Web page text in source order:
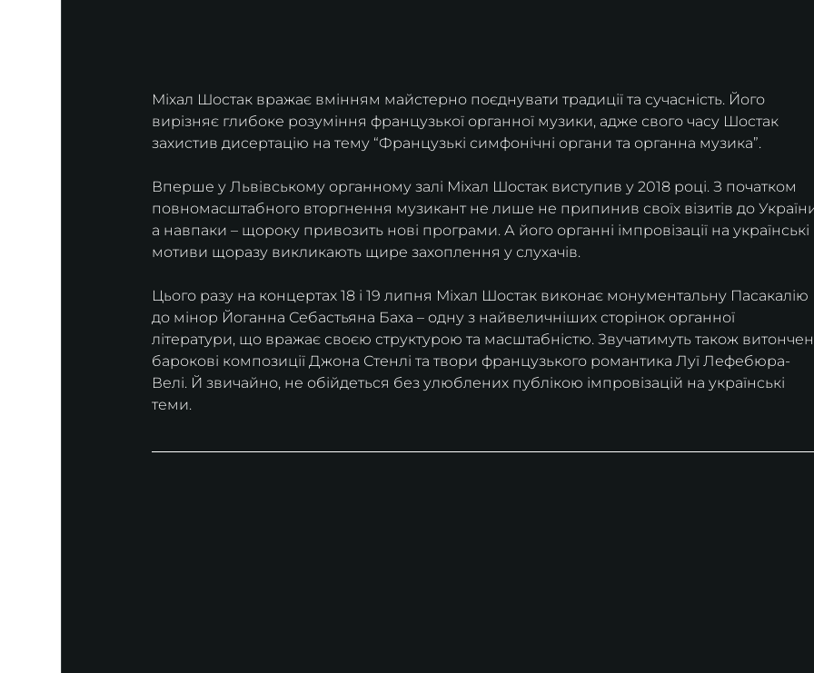
Міхал Шостак вражає вмінням майстерно поєднувати традиції та сучасність. Його
вирізняє глибоке розуміння французької органної музики, адже свого часу Шостак
захистив дисертацію на тему “Французькі симфонічні органи та органна музика”.
Вперше у Львівському органному залі Міхал Шостак виступив у 2018 році. З початком
повномасштабного вторгнення музикант не лише не припинив своїх візитів до
а навпаки – щороку привозить нові програми. А його органні імпровізації на українські
мотиви щоразу викликають щире захоплення у слухачів.
Цього разу на концертах 18 і 19 липня Міхал Шостак виконає монументальну Пасакалію
до мінор Йоганна Себастьяна Баха – одну з найвеличніших сторінок органної
літератури, що вражає своєю структурою та масштабністю. Звучатимуть також
барокові композиції Джона Стенлі та твори французького романтика Луї Лефебюра-
Велі. Й звичайно, не обійдеться без улюблених публікою імпровізацій на українські
теми.